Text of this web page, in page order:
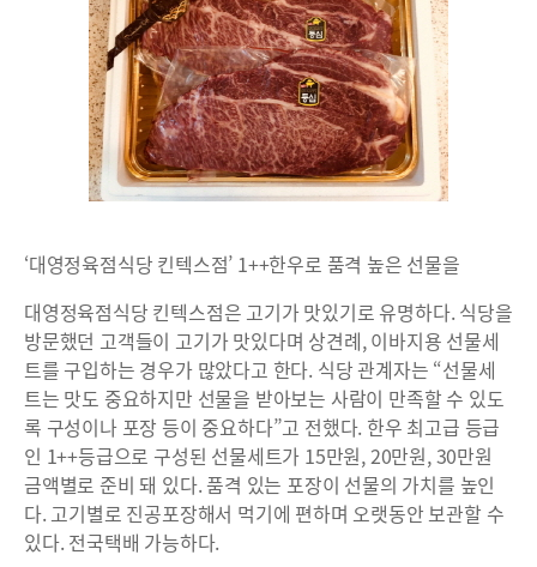
‘대영정육점식당 킨텍스점’ 1++한우로 품격 높은 선물을
대영정육점식당 킨텍스점은 고기가 맛있기로 유명하다. 식당을
방문했던 고객들이 고기가 맛있다며 상견례, 이바지용 선물세
트를 구입하는 경우가 많았다고 한다. 식당 관계자는 “선물세
트는 맛도 중요하지만 선물을 받아보는 사람이 만족할 수 있도
록 구성이나 포장 등이 중요하다”고 전했다. 한우 최고급 등급
인 1++등급으로 구성된 선물세트가 15만원, 20만원, 30만원
금액별로 준비 돼 있다. 품격 있는 포장이 선물의 가치를 높인
다. 고기별로 진공포장해서 먹기에 편하며 오랫동안 보관할 수
있다. 전국택배 가능하다.